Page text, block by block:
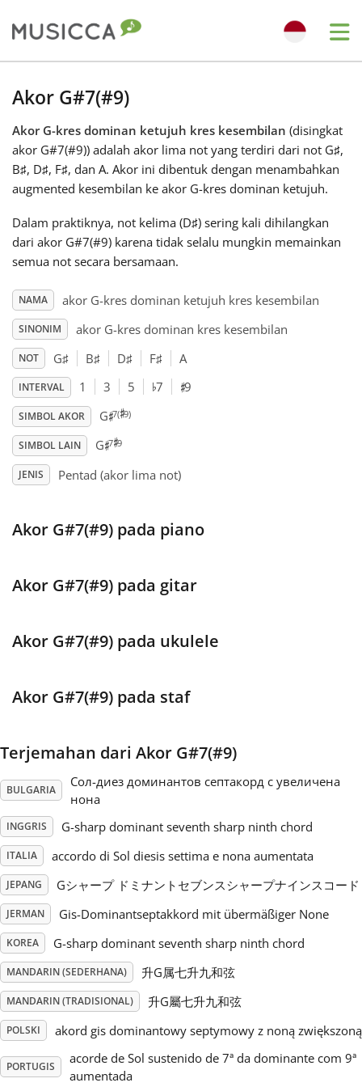
Български
Dansk
Deutsch
Español
Français
한국어
Polski
Português
Русский
Svenska
Tiếng Việt
Türkçe
Українська
简体中文
繁體中文
Akor G#7(#9)
Akor G-kres dominan ketujuh kres kesembilan (disingkat
akor G#7(#9)) adalah akor lima not yang terdiri dari not G♯,
B♯, D♯, F♯, dan A. Akor ini dibentuk dengan menambahkan
augmented kesembilan ke akor G-kres dominan ketujuh.
Dalam praktiknya, not kelima (D♯) sering kali dihilangkan
dari akor G#7(#9) karena tidak selalu mungkin memainkan
semua not secara bersamaan.
NAMA akor G-kres dominan ketujuh kres kesembilan
SINONIM akor G-kres dominan kres kesembilan
NOT G♯ B♯ D♯ F♯ A
INTERVAL 1 3 5 ♭7 ♯9
SIMBOL AKOR G♯7(♯9)
SIMBOL LAIN G♯7♯9
JENIS Pentad (akor lima not)
Akor G#7(#9) pada piano
Akor G#7(#9) pada gitar
Akor G#7(#9) pada ukulele
Akor G#7(#9) pada staf
Terjemahan dari Akor G#7(#9)
BULGARIA
Сол-диез доминантов септакорд с увеличена
нона
INGGRIS G-sharp dominant seventh sharp ninth chord
ITALIA accordo di Sol diesis settima e nona aumentata
JEPANG Gシャープ ドミナントセブンスシャープナインスコード
JERMAN Gis-Dominantseptakkord mit übermäßiger None
KOREA G-sharp dominant seventh sharp ninth chord
MANDARIN (SEDERHANA) 升G属七升九和弦
MANDARIN (TRADISIONAL) 升G屬七升九和弦
POLSKI akord gis dominantowy septymowy z noną zwiększoną
PORTUGIS
acorde de Sol sustenido de 7ª da dominante com 9ª
aumentada